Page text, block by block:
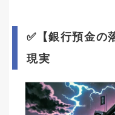
✅【銀行預金の
現実